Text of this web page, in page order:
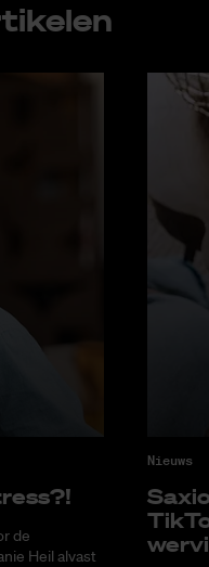
de
Heil alvast
Nieuws